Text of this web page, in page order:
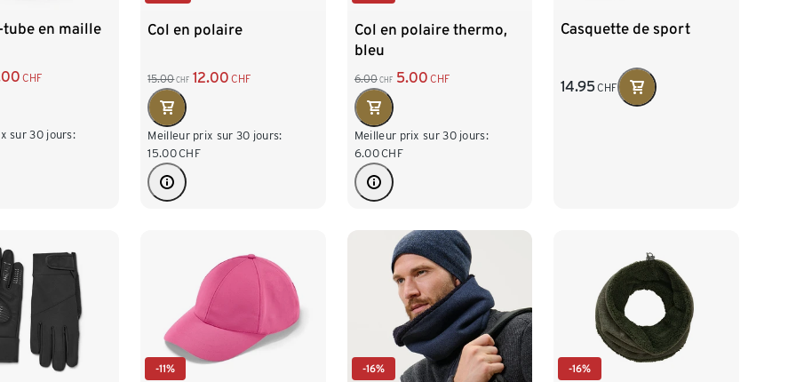
tube en maille
CHF
sur 30 jours:
Col en polaire
15.00 CHF 12.00 CHF
Meilleur prix sur 30 jours:
15.00CHF
Col en polaire thermo,
bleu
6.00 CHF 5.00 CHF
Meilleur prix sur 30 jours:
6.00CHF
Casquette de sport
14.95CHF
-11% -16% -16%